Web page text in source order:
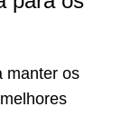
manter os